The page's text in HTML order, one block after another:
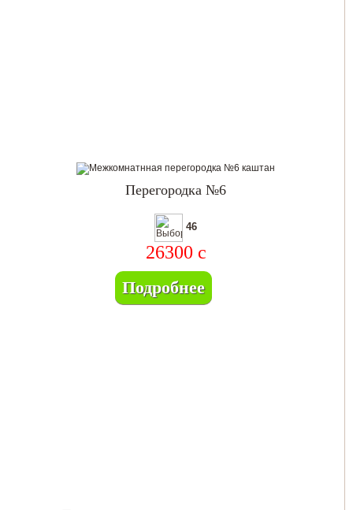
Перегородка №6
46
26300 c
Подробнее